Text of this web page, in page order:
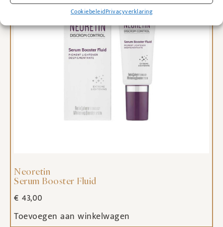
CookiebeleidPrivacyverklaring
Neoretin
Serum Booster Fluid
€ 43,00
Toevoegen aan winkelwagen